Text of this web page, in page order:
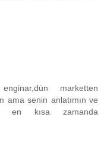
marketten
ama senin anlatımın ve
en kısa zamanda